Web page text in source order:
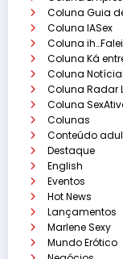
Coluna Guia
Coluna IASex
Coluna ih…Falei
Coluna Ká
Coluna
Coluna Radar
Coluna
Colunas
Conteúdo
Destaque
English
Eventos
Hot News
Lançamentos
Marlene Sexy
Mundo Erótico